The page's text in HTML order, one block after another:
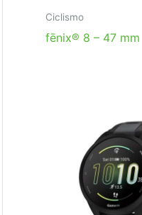
Ciclismo
fēnix® 8 – 47 mm